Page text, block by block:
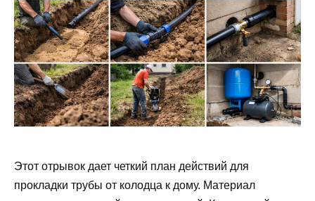
Этот отрывок дает четкий план действий для
прокладки трубы от колодца к дому. Материал